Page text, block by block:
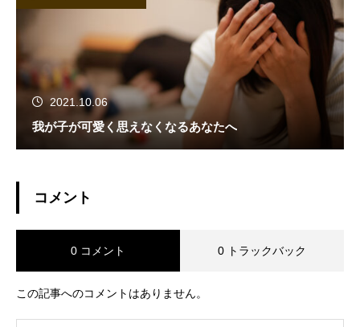
2021.10.06
我が子が可愛く思えなくなるあなたへ
コメント
0 コメント 0 トラックバック
この記事へのコメントはありません。